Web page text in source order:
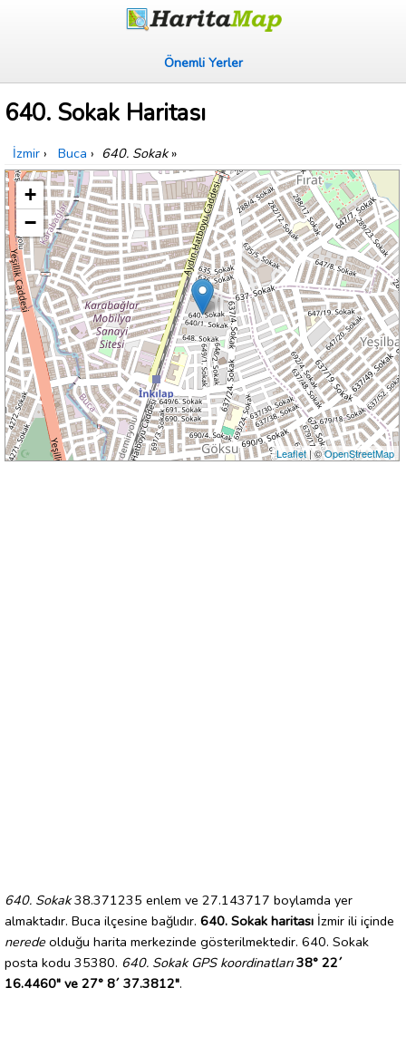
Önemli Yerler
640. Sokak Haritası
İzmir › Buca › 640. Sokak»
+
−
Leaflet| ©OpenStreetMap
640. Sokak38.371235 enlem ve 27.143717 boylamda yer
almaktadır. Buca ilçesine bağlıdır. 640. Sokak haritası İzmir ili içinde
nerede olduğu harita merkezinde gösterilmektedir. 640. Sokak
posta kodu 35380. 640. Sokak GPS koordinatları 38° 22´
16.4460" ve 27° 8´ 37.3812".